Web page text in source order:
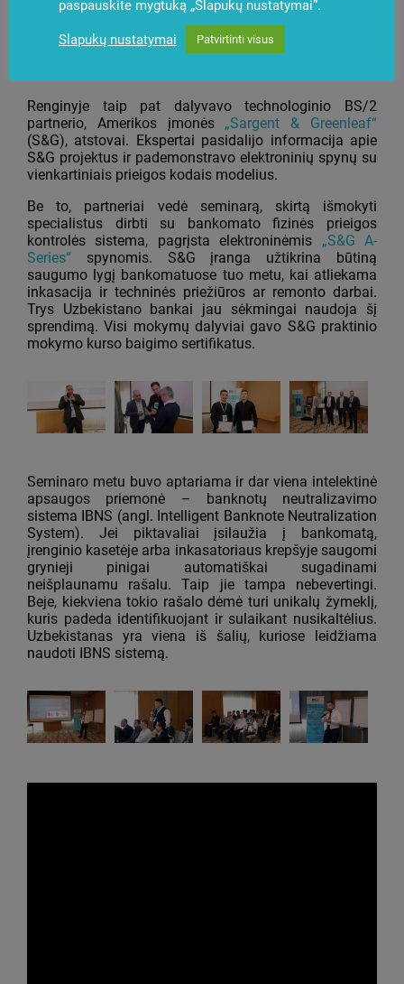
Renginyje taip pat dalyvavo technologinio BS/2
partnerio, Amerikos įmonės „Sargent & Greenleaf“
(S&G), atstovai. Ekspertai pasidalijo informacija apie
S&G projektus ir pademonstravo elektroninių spynų su
vienkartiniais prieigos kodais modelius.
Be to, partneriai vedė seminarą, skirtą išmokyti
specialistus dirbti su bankomato fizinės prieigos
kontrolės sistema, pagrįsta elektroninėmis „S&G A-
Series“ spynomis. S&G įranga užtikrina būtiną
saugumo lygį bankomatuose tuo metu, kai atliekama
inkasacija ir techninės priežiūros ar remonto darbai.
Trys Uzbekistano bankai jau sėkmingai naudoja šį
sprendimą. Visi mokymų dalyviai gavo S&G praktinio
mokymo kurso baigimo sertifikatus.
Seminaro metu buvo aptariama ir dar viena intelektinė
apsaugos priemonė – banknotų neutralizavimo
sistema IBNS (angl. Intelligent Banknote Neutralization
System). Jei piktavaliai įsilaužia į bankomatą,
įrenginio kasetėje arba inkasatoriaus krepšyje saugomi
grynieji pinigai automatiškai sugadinami
neišplaunamu rašalu. Taip jie tampa nebevertingi.
Beje, kiekviena tokio rašalo dėmė turi unikalų žymeklį,
kuris padeda identifikuojant ir sulaikant nusikaltėlius.
Uzbekistanas yra viena iš šalių, kuriose leidžiama
naudoti IBNS sistemą.
paspauskite mygtuką „Slapukų nustatymai“.
Slapukų nustatymai Patvirtinti visus